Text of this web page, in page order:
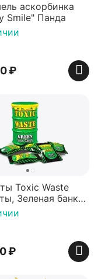
аскорбинка
Smile" Панда
₽
Toxic Waste
Зеленая банка,
₽